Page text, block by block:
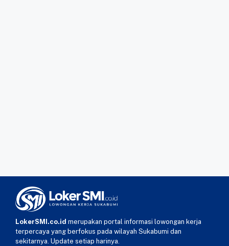
LokerSMI.co.id merupakan portal informasi lowongan kerja
terpercaya yang berfokus pada wilayah Sukabumi dan
sekitarnya. Update setiap harinya.